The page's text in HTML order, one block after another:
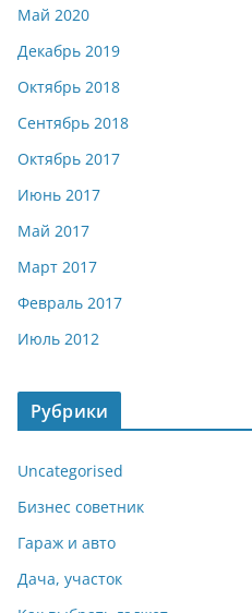
Май 2020
Декабрь 2019
Октябрь 2018
Сентябрь 2018
Октябрь 2017
Июнь 2017
Май 2017
Март 2017
Февраль 2017
Июль 2012
Рубрики
Uncategorised
Бизнес советник
Гараж и авто
Дача, участок